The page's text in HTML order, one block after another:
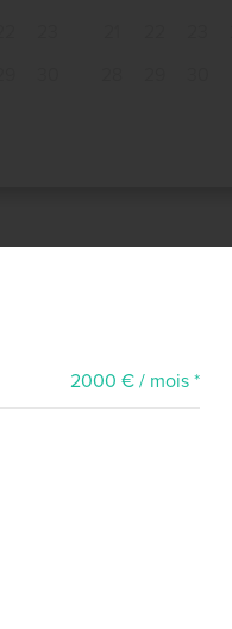
2000 € / mois *